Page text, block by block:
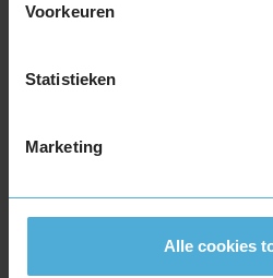
Voorkeuren
Statistieken
Marketing
Alle cookies
8,0
: 24 maart 2026 bij
388